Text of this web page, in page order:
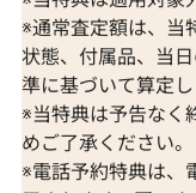
※通常査定額は、当
状態、付属品、当
準に基づいて算定し
※当特典は予告なく
めご了承ください。
※電話予約特典は、